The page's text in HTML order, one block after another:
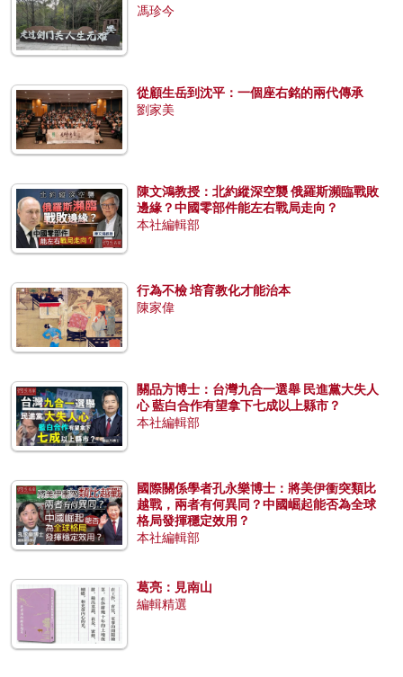
馮珍今
從顧生岳到沈平：一個座右銘的兩代傳承
劉家美
陳文鴻教授：北約縱深空襲 俄羅斯瀕臨戰敗
邊緣？中國零部件能左右戰局走向？
本社編輯部
行為不檢 培育教化才能治本
陳家偉
關品方博士：台灣九合一選舉 民進黨大失人
心 藍白合作有望拿下七成以上縣市？
本社編輯部
國際關係學者孔永樂博士：將美伊衝突類比
越戰，兩者有何異同？中國崛起能否為全球
格局發揮穩定效用？
本社編輯部
葛亮：見南山
編輯精選